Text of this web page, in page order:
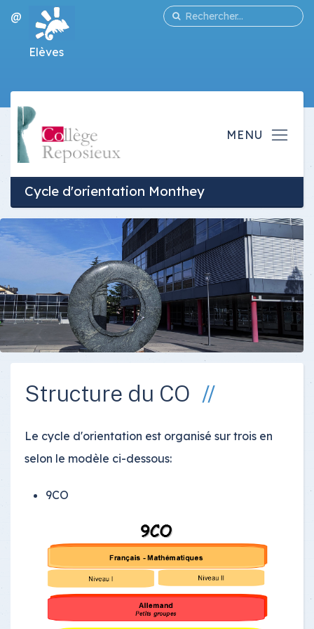
@
Elèves
Cycle d'orientation Monthey
Structure du CO
Le cycle d'orientation est organisé sur trois en
selon le modèle ci-dessous:
9CO